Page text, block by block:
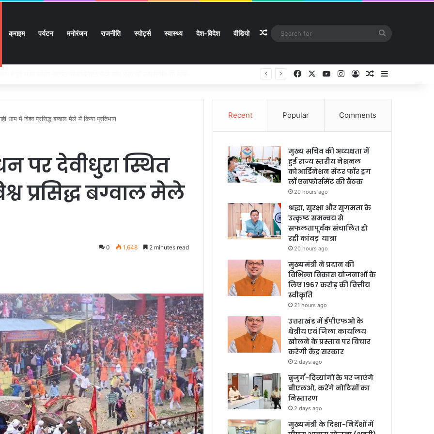
क्राइम पर्यटन मनोरंजन राजनीति स्पोर्ट्स स्वास्थ्य देश-विदेश वीडियो Random Article
Facebook YouTubeInstagram
Log InRandom Article
धाम में विश्व प्रसिद्ध बग्वाल मेले में किया प्रतिभाग
पर देवीधुरा स्थित
प्रसिद्ध बग्वाल मेले
0 1,648 2 minutes read
Recent Popular Comments
मुख्य सचिव की अध्यक्षता में
हुई राज्य स्तरीय नेशनल
कोआर्डिनेशन सेंटर फॉर ड्रग
लॉ एनफोर्समेंट की बैठक
20 hours ago
श्रद्धा, सुरक्षा और सुगमता के
उत्कृष्ट समन्वय से
सफलतापूर्वक संचालित हो
रही कांवड़ यात्रा
20 hours ago
मुख्यमंत्री ने प्रदान की
विभिन्न विकास योजनाओं के
लिए 1967 करोड़ की वित्तीय
स्वीकृति
21 hours ago
उत्तराखंड में ईपीएफओ के
क्षेत्रीय एवं जिला कार्यालय
खोलने के प्रस्ताव पर विचार
करेगी केंद्र सरकार
2 days ago
बुजुर्ग-दिव्यांगों के घर जाएंगे
बीएलओ, करेंगे नोटिसों का
निस्तारण
2 days ago
मुख्यमंत्री के दिशा-निर्देशों में